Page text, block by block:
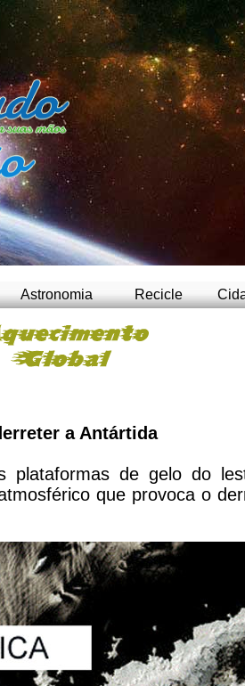
Astronomia Recicle
a Antártida
de gelo do
que provoca o